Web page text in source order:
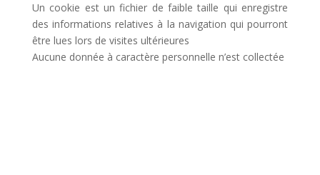
Un cookie est un fichier de faible taille qui enregistre
des informations relatives à la navigation qui pourront
être lues lors de visites ultérieures
Aucune donnée à caractère personnelle n’est collectée